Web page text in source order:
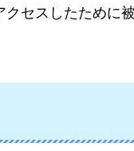
セスしたために